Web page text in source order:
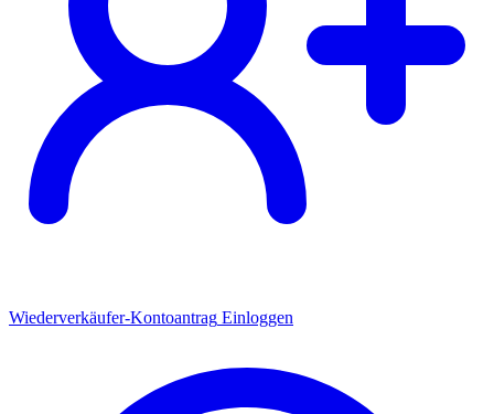
Wiederverkäufer-Kontoantrag Einloggen